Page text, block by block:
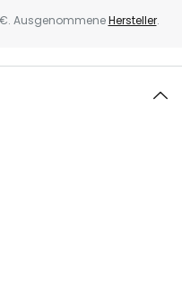
AusgenommeneHersteller.